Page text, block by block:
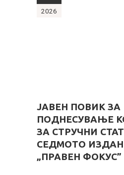
2026
ЈАВЕН ПОВИК ЗА
ПОДНЕСУВАЊЕ
ЗА СТРУЧНИ
СЕДМОТО
„ПРАВЕН ФОКУС”